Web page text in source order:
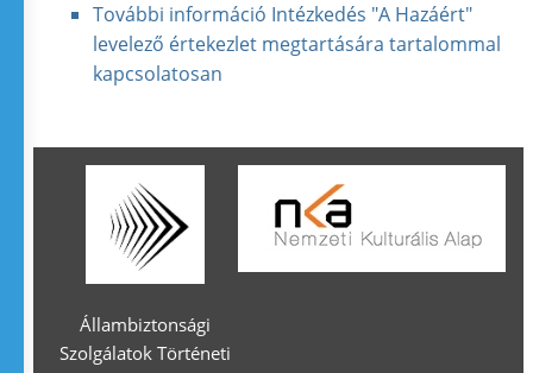
További információ Intézkedés "A Hazáért"
levelező értekezlet megtartására tartalommal
kapcsolatosan
Állambiztonsági
Szolgálatok Történeti